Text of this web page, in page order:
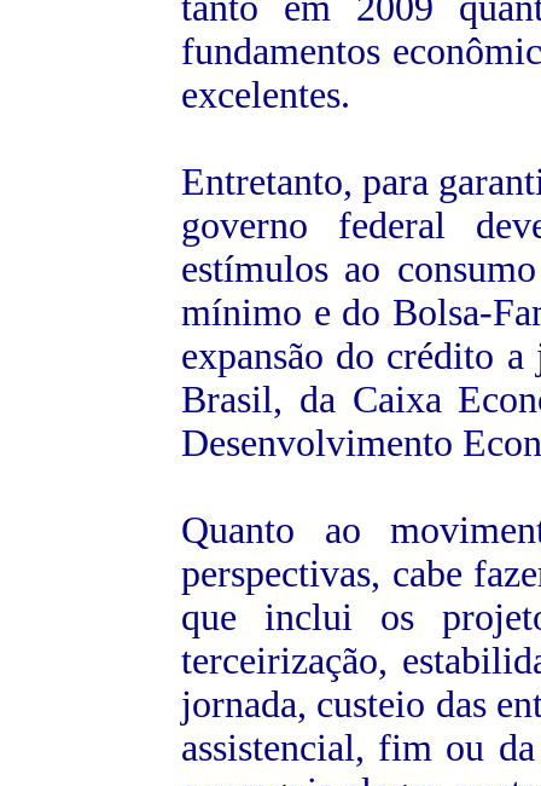
fundamentos
excelentes.
Entretanto, para
governo federal
estímulos ao
mínimo e do Bolsa-
expansão do crédito
Brasil, da Caixa
Desenvolvimento
Quanto ao
perspectivas, cabe
que inclui os
terceirização,
jornada, custeio das
assistencial, fim ou